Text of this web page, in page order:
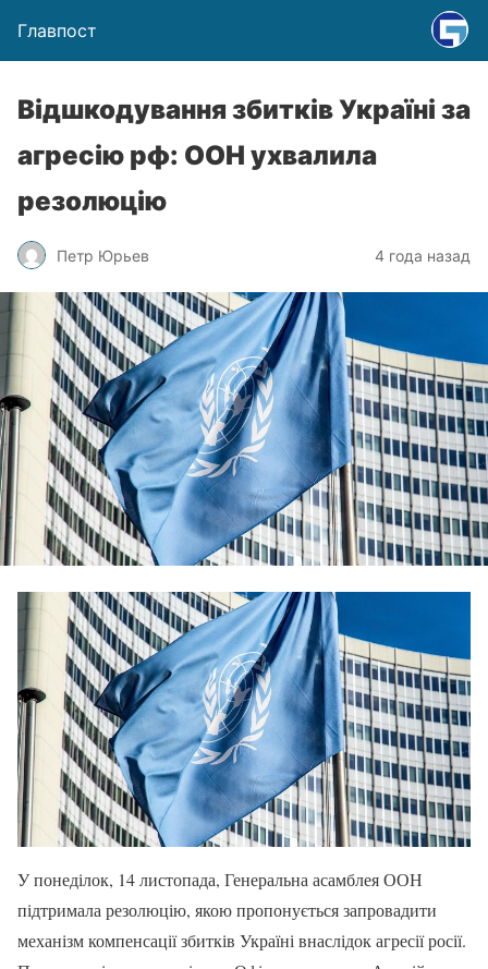
Главпост
Відшкодування збитків Україні за
агресію рф: ООН ухвалила
резолюцію
Петр Юрьев 4 года назад
У понеділок, 14 листопада, Генеральна асамблея ООН
підтримала резолюцію, якою пропонується запровадити
механізм компенсації збитків Україні внаслідок агресії росії.